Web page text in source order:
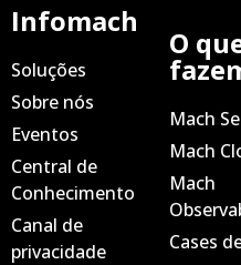
Infomach
Soluções
Sobre nós
Eventos
Central de
Conhecimento
Canal de
privacidade
O
Mach
Mach
Mach
Cases